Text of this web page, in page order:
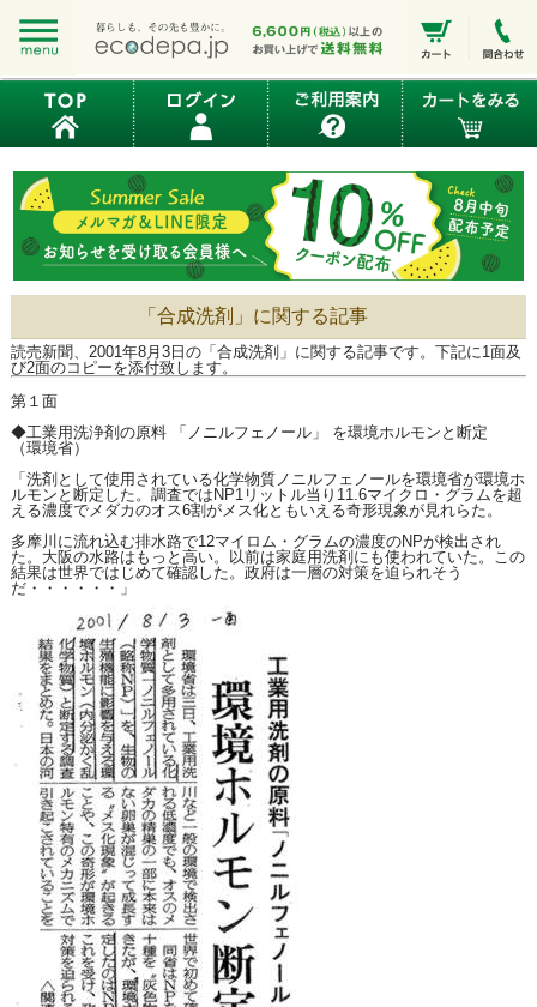
「合成洗剤」に関する記事
読売新聞、2001年8月3日の「合成洗剤」に関する記事です。下記に1面及
び2面のコピーを添付致します。
第１面
◆工業用洗浄剤の原料 「 ノニルフェノール」 を環境ホルモンと断定
（環境省）
「洗剤として使用されている化学物質ノニルフェノールを環境省が環境ホ
ルモンと断定した。調査ではNP1リットル当り11.6マイクロ・グラムを超
える濃度でメダカのオス6割がメス化ともいえる奇形現象が見れらた。
多摩川に流れ込む排水路で12マイロム・グラムの濃度のNPが検出され
た。大阪の水路はもっと高い。以前は家庭用洗剤にも使われていた。この
結果は世界ではじめて確認した。政府は一層の対策を迫られそう
だ・・・・・・」